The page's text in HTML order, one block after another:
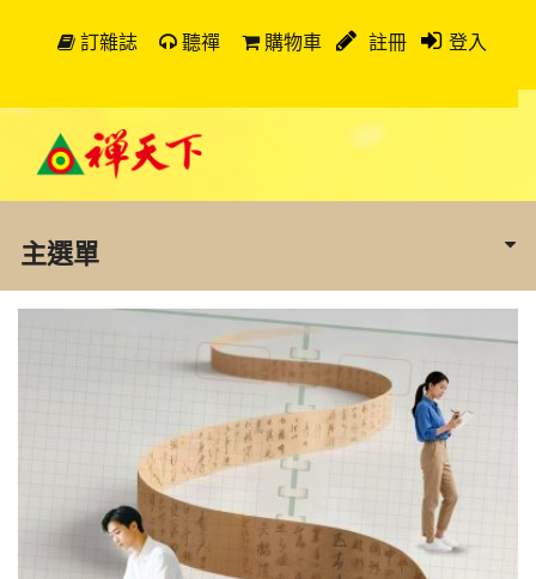
訂雜誌 聽禪 購物車 註冊 登入
主選單